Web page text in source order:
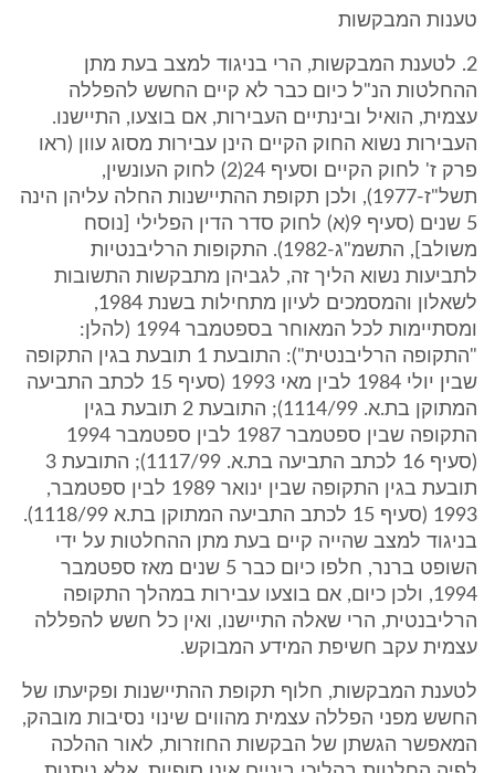
טענות המבקשות
2. לטענת המבקשות, הרי בניגוד למצב בעת מתן
ההחלטות הנ"ל כיום כבר לא קיים החשש להפללה
עצמית, הואיל ובינתיים העבירות, אם בוצעו, התיישנו.
העבירות נשוא החוק הקיים הינן עבירות מסוג עוון (ראו
פרק ז' לחוק הקיים וסעיף 24(2) לחוק העונשין,
תשל"ז-1977), ולכן תקופת ההתיישנות החלה עליהן הינה
5 שנים (סעיף 9(א) לחוק סדר הדין הפלילי [נוסח
משולב], התשמ"ג-1982). התקופות הרליבנטיות
לתביעות נשוא הליך זה, לגביהן מתבקשות התשובות
לשאלון והמסמכים לעיון מתחילות בשנת 1984,
ומסתיימות לכל המאוחר בספטמבר 1994 (להלן:
"התקופה הרליבנטית"): התובעת 1 תובעת בגין התקופה
שבין יולי 1984 לבין מאי 1993 (סעיף 15 לכתב התביעה
המתוקן בת.א. 1114/99); התובעת 2 תובעת בגין
התקופה שבין ספטמבר 1987 לבין ספטמבר 1994
(סעיף 16 לכתב התביעה בת.א. 1117/99); התובעת 3
תובעת בגין התקופה שבין ינואר 1989 לבין ספטמבר,
1993 (סעיף 15 לכתב התביעה המתוקן בת.א 1118/99).
בניגוד למצב שהייה קיים בעת מתן ההחלטות על ידי
השופט ברנר, חלפו כיום כבר 5 שנים מאז ספטמבר
1994, ולכן כיום, אם בוצעו עבירות במהלך התקופה
הרליבנטית, הרי שאלה התיישנו, ואין כל חשש להפללה
עצמית עקב חשיפת המידע המבוקש.
לטענת המבקשות, חלוף תקופת ההתיישנות ופקיעתו של
החשש מפני הפללה עצמית מהווים שינוי נסיבות מובהק,
המאפשר הגשתן של הבקשות החוזרות, לאור ההלכה